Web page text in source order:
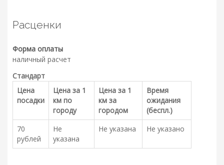
Расценки
Форма оплаты
наличный расчет
Стандарт
Цена
посадки
Цена за 1
км по
городу
Цена за 1
км за
городом
Время
ожидания
(беспл.)
70
рублей
Не
указана
Не указана Не указано